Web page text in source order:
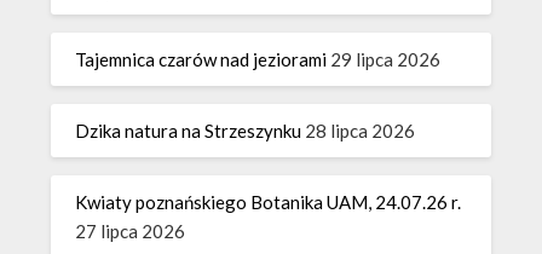
Tajemnica czarów nad jeziorami 29 lipca 2026
Dzika natura na Strzeszynku 28 lipca 2026
Kwiaty poznańskiego Botanika UAM, 24.07.26 r.
27 lipca 2026